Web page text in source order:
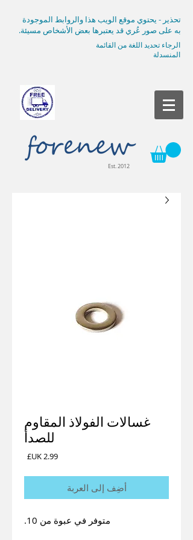
تحذير - يحتوي موقع الويب هذا والروابط الموجودة
به على صور عُري قد يعتبرها بعض الأشخاص مسيئة.
الرجاء تحديد اللغة من القائمة
المنسدلة
Est. 2012
غسالات الفولاذ المقاوم
للصدأ
السعر
أضِف إلى العربة
متوفر في عبوة من 10.